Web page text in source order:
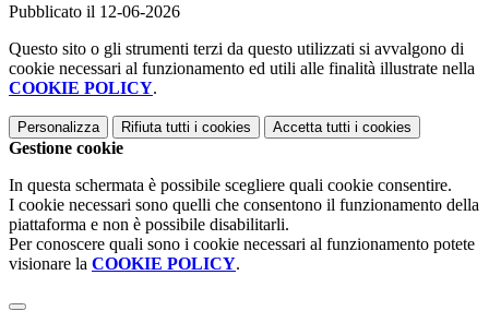
Pubblicato il 12-06-2026
Questo sito o gli strumenti terzi da questo utilizzati si avvalgono di
cookie necessari al funzionamento ed utili alle finalità illustrate nella
COOKIE POLICY.
Personalizza Rifiuta tutti i cookies Accetta tutti i cookies
Gestione cookie
In questa schermata è possibile scegliere quali cookie consentire.
I cookie necessari sono quelli che consentono il funzionamento della
piattaforma e non è possibile disabilitarli.
Per conoscere quali sono i cookie necessari al funzionamento potete
visionare la COOKIE POLICY.